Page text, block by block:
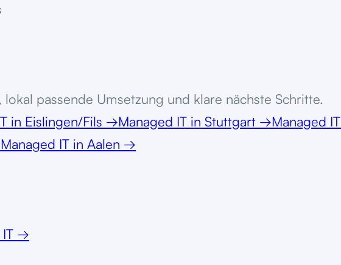
passende Umsetzung und klare nächste Schritte.
in Eislingen/Fils →Managed IT in Stuttgart →Managed IT
Managed IT in Aalen →
→